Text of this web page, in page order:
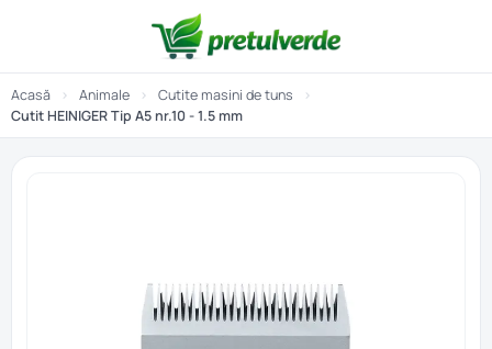
Acasă › Animale › Cutite masini de tuns
›
Cutit HEINIGER Tip A5 nr.10 - 1.5 mm